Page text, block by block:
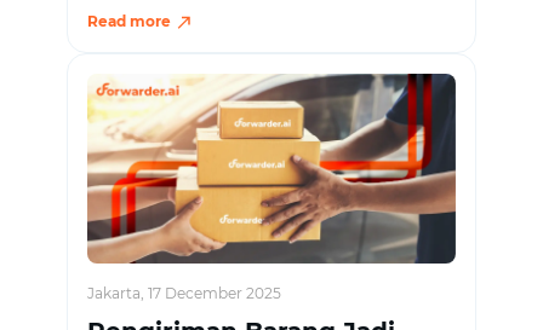
Read more
Jakarta, 17 December 2025